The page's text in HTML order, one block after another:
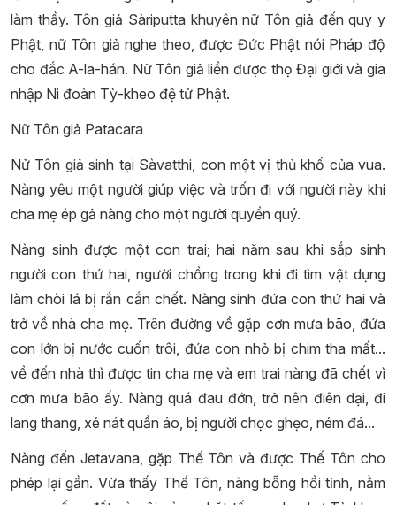
làm thầy. Tôn giả Sàriputta khuyên nữ Tôn giả đến quy y
Phật, nữ Tôn giả nghe theo, được Đức Phật nói Pháp độ
cho đắc A-la-hán. Nữ Tôn giả liền được thọ Đại giới và gia
nhập Ni đoàn Tỳ-kheo đệ tử Phật.
Nữ Tôn giả Patacara
Nử Tôn giả sinh tại Sàvatthi, con một vị thủ khố của vua.
Nàng yêu một người giúp việc và trốn đi với người này khi
cha mẹ ép gả nàng cho một người quyền quý.
Nàng sinh được một con trai; hai năm sau khi sắp sinh
người con thứ hai, người chồng trong khi đi tìm vật dụng
làm chòi lá bị rắn cắn chết. Nàng sinh đứa con thứ hai và
trở về nhà cha mẹ. Trên đường về gặp cơn mưa bão, đứa
con lớn bị nước cuốn trôi, đứa con nhỏ bị chim tha mất...
về đến nhà thì được tin cha mẹ và em trai nàng đã chết vì
cơn mưa bão ấy. Nàng quá đau đớn, trở nên điên dại, đi
lang thang, xé nát quần áo, bị người chọc ghẹo, ném đá...
Nàng đến Jetavana, gặp Thế Tôn và được Thế Tôn cho
phép lại gần. Vừa thấy Thế Tôn, nàng bỗng hồi tỉnh, nằm